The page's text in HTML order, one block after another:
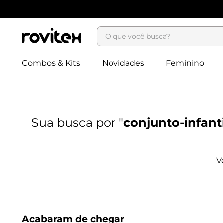
O que você busca?
Combos & Kits Novidades Feminino
conjunto-
Acabaram de chegar